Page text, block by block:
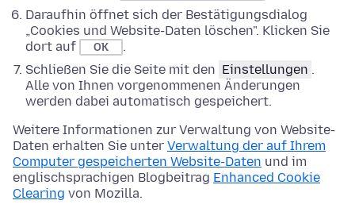
Daraufhin öffnet sich der Bestätigungsdialog
„Cookies und Website-Daten löschen". Klicken Sie
dort auf
OK
.
Schließen Sie die Seite mit den Einstellungen .
Alle von Ihnen vorgenommenen Änderungen
werden dabei automatisch gespeichert.
Weitere Informationen zur Verwaltung von Website-
Daten erhalten Sie unter Verwaltung der auf Ihrem
Computer gespeicherten Website-Daten und im
englischsprachigen Blogbeitrag Enhanced Cookie
Clearing von Mozilla.